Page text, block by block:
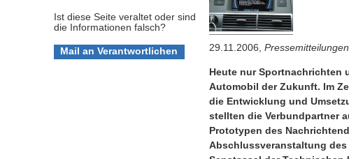
Ist diese Seite veraltet oder sind
die Informationen falsch?
29.11.2006, Pressemitteilungen
Heute nur Sportnachrichten
Automobil der Zukunft. Im
die Entwicklung und
stellten die Verbundpartner
Prototypen des
Abschlussveranstaltung des